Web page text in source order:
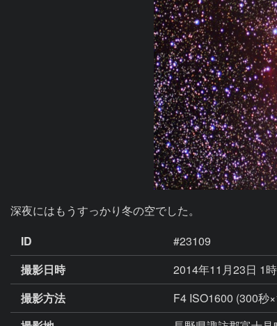
深夜にはもうすっかり冬の空でした。
ID
#23109
撮影日時
2014年11月23日 1
撮影方法
F4 ISO1600 (300秒